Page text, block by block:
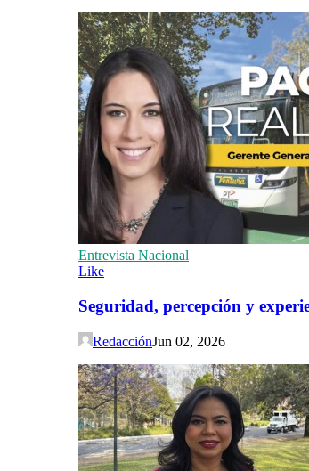
Entrevista Nacional
Like
Seguridad, percepción y
RedacciónJun 02, 2026